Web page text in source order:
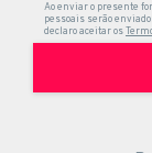
Ao enviar o presente
pessoais serão
declaro aceitar os